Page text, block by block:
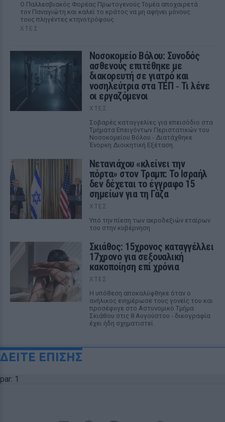
Ο Παλλεσβιακός Φορέας Πρωτογενούς Τομέα αποχαιρετά
τον Παναγιώτη και καλεί το κράτος να μη αφήνει μόνους
τους πληγέντες κτηνοτρόφους
ΧΤΕΣ
Νοσοκομείο Βόλου: Συνοδός
ασθενούς επιτέθηκε με
διακορευτή σε γιατρό και
νοσηλεύτρια στα ΤΕΠ ‑ Τι λένε
οι εργαζόμενοι
ΧΤΕΣ
Σοβαρές καταγγελίες για επεισόδιο στα
Τμήματα Επειγόντων Περιστατικών του
Νοσοκομείου Βόλου - Διατάχθηκε
Ένορκη Διοικητική Εξέταση.
Νετανιάχου «κλείνει την
πόρτα» στον Τραμπ: Το Ισραήλ
δεν δέχεται το έγγραφο 15
σημείων για τη Γάζα
ΧΤΕΣ
Υπό την πίεση των ακροδεξιών εταίρων
του στην κυβέρνηση
Σκιάθος: 15χρονος καταγγέλλει
17χρονο για σεξουαλική
κακοποίηση επί χρόνια
ΧΤΕΣ
Η υπόθεση αποκαλύφθηκε όταν ο
ανήλικος ενημέρωσε τους γονείς του και
προσέφυγε στο Αστυνομικό Τμήμα
Σκιάθου στις 8 Αυγούστου - δικογραφία
έχει ήδη σχηματιστεί.
ΔΕΙΤΕ ΕΠΙΣΗΣ
par: 1